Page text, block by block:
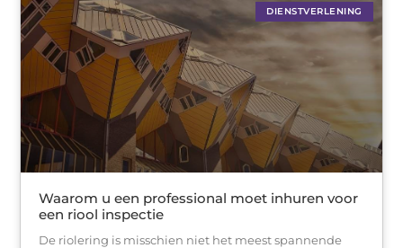
DIENSTVERLENING
Waarom u een professional moet inhuren voor
een riool inspectie
De riolering is misschien niet het meest spannende